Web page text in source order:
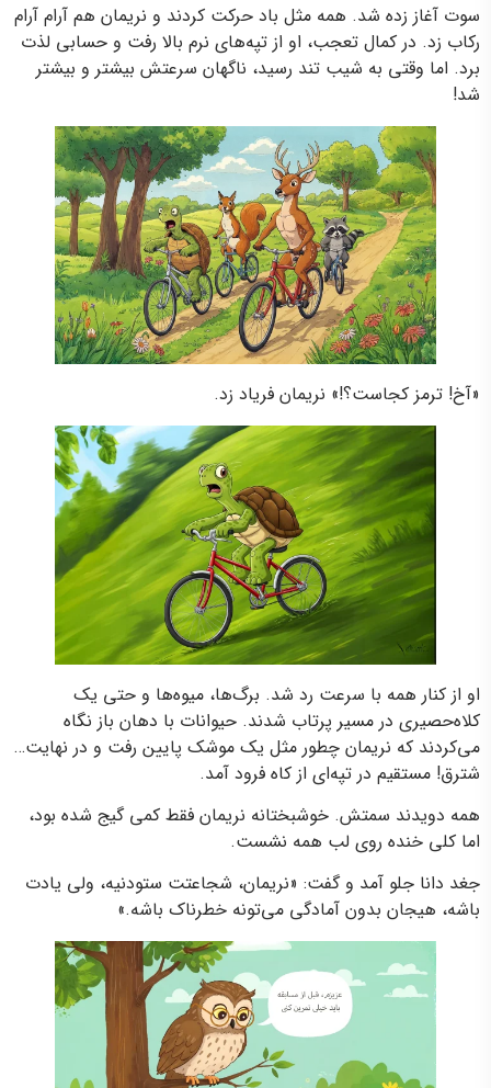
سوت آغاز زده شد. همه مثل باد حرکت کردند و نریمان هم آرام آرام
رکاب زد. در کمال تعجب، او از تپه‌های نرم بالا رفت و حسابی لذت
برد. اما وقتی به شیب تند رسید، ناگهان سرعتش بیشتر و بیشتر
شد!
«آخ! ترمز کجاست؟!» نریمان فریاد زد.
او از کنار همه با سرعت رد شد. برگ‌ها، میوه‌ها و حتی یک
کلاه‌حصیری در مسیر پرتاب شدند. حیوانات با دهان باز نگاه
می‌کردند که نریمان چطور مثل یک موشک پایین رفت و در نهایت…
شترق! مستقیم در تپه‌ای از کاه فرود آمد.
همه دویدند سمتش. خوشبختانه نریمان فقط کمی گیج شده بود،
اما کلی خنده روی لب همه نشست.
جغد دانا جلو آمد و گفت: «نریمان، شجاعتت ستودنیه، ولی یادت
باشه، هیجان بدون آمادگی می‌تونه خطرناک باشه.»